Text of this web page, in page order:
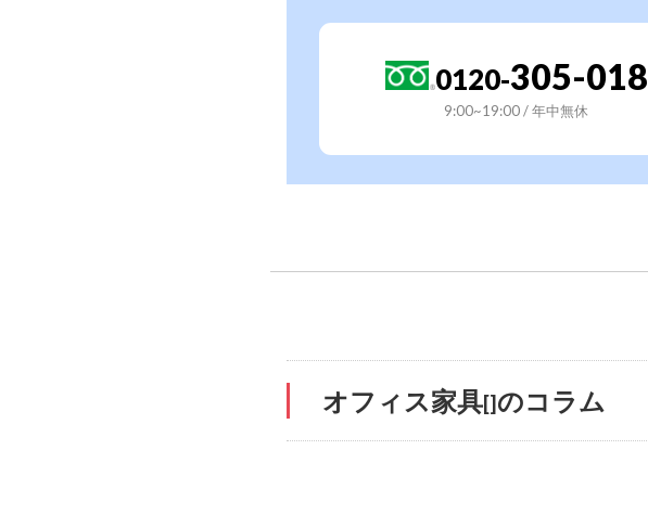
0120-305-018
9:00~19:00 / 年中無休
オフィス家具[]のコラム